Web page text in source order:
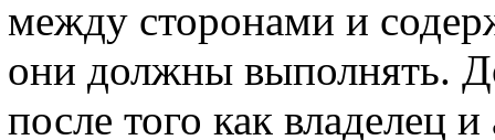
между сторонами и
они должны выполнять.
после того как владелец